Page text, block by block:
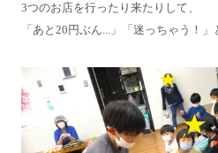
3つのお店を行ったり来たりして、
「あと20円ぶん...」「迷っちゃう！」